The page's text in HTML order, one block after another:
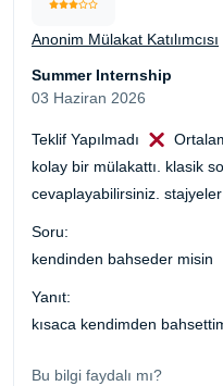
Anonim Mülakat Katılımcısı
Summer Internship
03 Haziran 2026
Teklif Yapılmadı
kolay bir mülakattı. klasik
cevaplayabilirsiniz.
Soru:
kendinden bahseder misin
Yanıt:
kısaca kendimden
Bu bilgi faydalı mı?